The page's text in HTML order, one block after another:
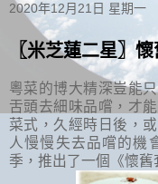
2020年12月21日 星期一
〖米芝蓮二星〗
粵菜的博大精深豈能
舌頭去細味品嚐，才
菜式，久經時日後，
人慢慢失去品嚐的機
季，推出了一個《懷